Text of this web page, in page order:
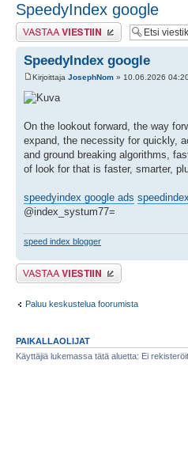
SpeedyIndex google
Lähetä vastaus
SpeedyIndex google
Kirjoittaja JosephNom » 10.06.2026
On the lookout forward, the way
expand, the necessity for quickly,
and ground breaking algorithms,
of look for that is faster, smarter,
speedyindex google ads speedindex
@index_systum77=
speed index blogger
Lähetä vastaus
Paluu keskustelua foorumista
PAIKALLAOLIJAT
Käyttäjiä lukemassa tätä aluetta: Ei